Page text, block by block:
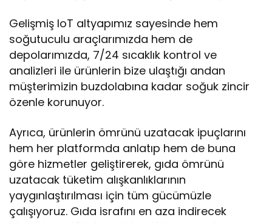
Gelişmiş IoT altyapımız sayesinde hem
soğutuculu araçlarımızda hem de
depolarımızda, 7/24 sıcaklık kontrol ve
analizleri ile ürünlerin bize ulaştığı andan
müşterimizin buzdolabına kadar soğuk zincir
özenle korunuyor.
Ayrıca, ürünlerin ömrünü uzatacak ipuçlarını
hem her platformda anlatıp hem de buna
göre hizmetler geliştirerek, gıda ömrünü
uzatacak tüketim alışkanlıklarının
yaygınlaştırılması için tüm gücümüzle
çalışıyoruz. Gıda israfını en aza indirecek